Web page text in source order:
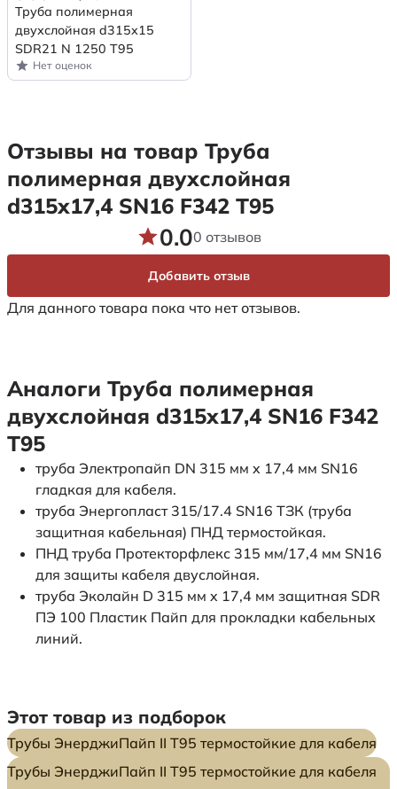
Труба полимерная
двухслойная d315x15
SDR21 N 1250 Т95
Нет оценок
Отзывы на товар Труба
полимерная двухслойная
d315х17,4 SN16 F342 Т95
Для данного товара пока что нет отзывов.
0.00 отзывов
Добавить отзыв
Аналоги Труба полимерная
двухслойная d315х17,4 SN16 F342
Т95
труба Электропайп DN 315 мм x 17,4 мм SN16
гладкая для кабеля.
труба Энергопласт 315/17.4 SN16 ТЗК (труба
защитная кабельная) ПНД термостойкая.
ПНД труба Протекторфлекс 315 мм/17,4 мм SN16
для защиты кабеля двуслойная.
труба Эколайн D 315 мм x 17,4 мм защитная SDR
ПЭ 100 Пластик Пайп для прокладки кабельных
линий.
Этот товар из подборок
Трубы ЭнерджиПайп II Т95 термостойкие для кабеля
Трубы ЭнерджиПайп II Т95 термостойкие для кабеля